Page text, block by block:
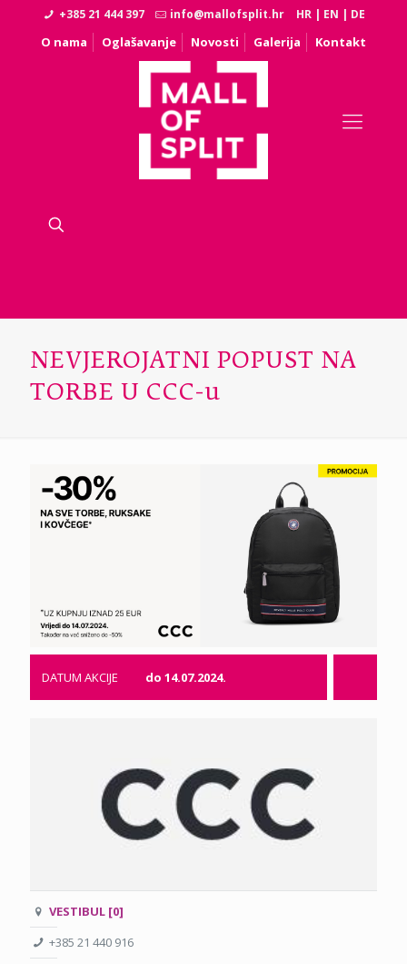
+385 21 444 397 info@mallofsplit.hr HR | EN | DE
O nama Oglašavanje Novosti Galerija Kontakt
NEVJEROJATNI POPUST NA
TORBE U CCC-u
DATUM AKCIJE do 14.07.2024.
VESTIBUL [0]
+385 21 440 916